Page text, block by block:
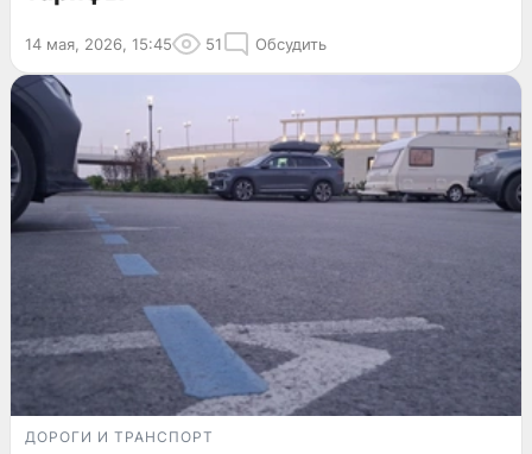
14 мая, 2026, 15:45 51 Обсудить
ДОРОГИ И ТРАНСПОРТ